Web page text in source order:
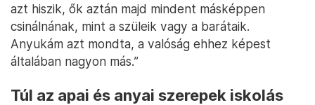
azt hiszik, ők aztán majd mindent másképpen
csinálnának, mint a szüleik vagy a barátaik.
Anyukám azt mondta, a valóság ehhez képest
általában nagyon más.”
Túl az apai és anyai szerepek iskolás